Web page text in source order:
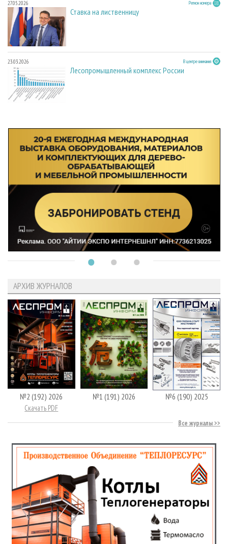
27.05.2026 Регион номера
Ставка на лиственницу
23.03.2026 В центре внимания
Лесопромышленный комплекс России
АРХИВ ЖУРНАЛОВ
№2 (192) 2026
Скачать PDF
№1 (191) 2026 №6 (190) 2025
Все журналы